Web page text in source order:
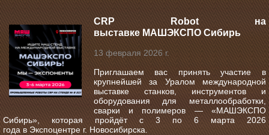
CRP Robot на
выставке МАШЭКСПО Сибирь
13 февраля 2026 г.
Приглашаем вас принять участие в
крупнейшей за Уралом международной
выставке станков, инструментов и
оборудования для металлообработки,
сварки и полимеров —«МАШЭКСПО
Сибирь», которая пройдёт с3 по 6 марта 2026
годавЭкспоцентре г. Новосибирска.